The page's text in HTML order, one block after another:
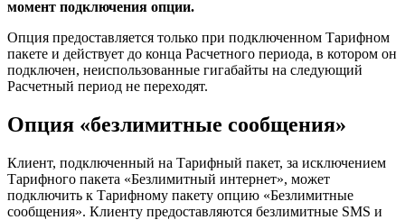
момент подключения опции.
Опция предоставляется только при подключенном Тарифном
пакете и действует до конца Расчетного периода, в котором он
подключен, неиспользованные гигабайты на следующий
Расчетный период не переходят.
Опция «безлимитные сообщения»
Клиент, подключенный на Тарифный пакет, за исключением
Тарифного пакета «Безлимитный интернет», может
подключить к Тарифному пакету опцию «Безлимитные
сообщения». Клиенту предоставляются безлимитные SMS и